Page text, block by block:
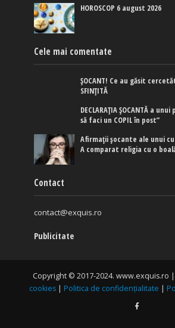
HOROSCOP 6 august 2026
Cele mai comentate
ȘOCANT! Ce au găsit
SFINȚITĂ
DECLARAȚIA ȘOCANTĂ a
să faci un COPIL în post”
Afirmaţii şocante ale unui
A comparat religia cu o
Contact
contact@exquis.ro
Publicitate
Copyright © 2017-2024. www.exquis.ro |
cookies | Politica de confidențialitate |